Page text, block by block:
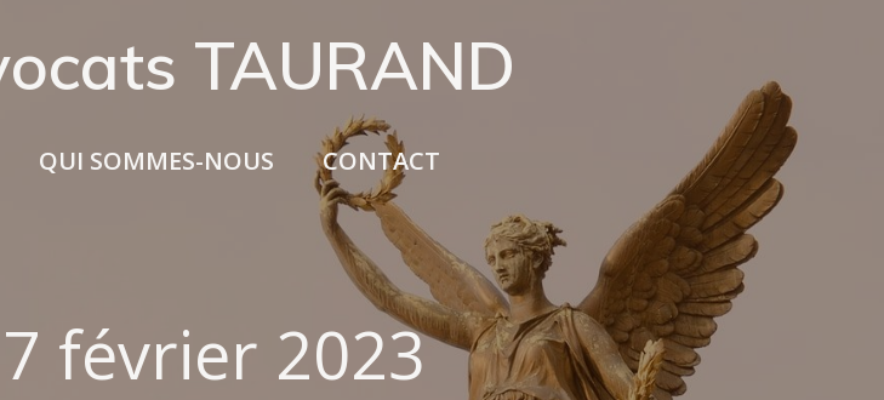
TAURAND
QUI SOMMES-NOUS CONTACT
février 2023